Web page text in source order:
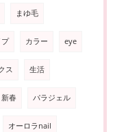
まゆ毛
プ カラー eye
ス 生活
新春 パラジェル
オーロラnail